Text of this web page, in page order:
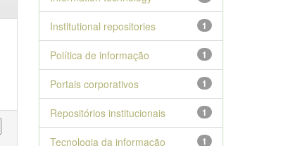
1
Institutional repositories
1
Política de informação
1
Portais corporativos
1
Repositórios institucionais
1
Tecnologia da informação